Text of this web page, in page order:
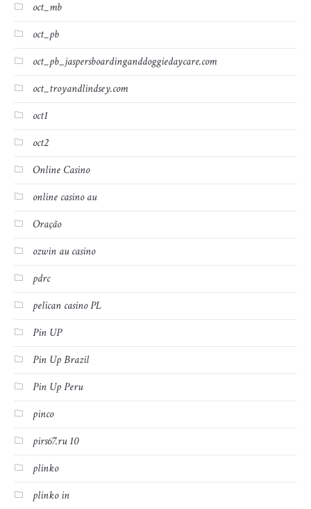
oct_mb
oct_pb
oct_pb_jaspersboardinganddoggiedaycare.com
oct_troyandlindsey.com
oct1
oct2
Online Casino
online casino au
Oração
ozwin au casino
pdrc
pelican casino PL
Pin UP
Pin Up Brazil
Pin Up Peru
pinco
pirs67.ru 10
plinko
plinko in